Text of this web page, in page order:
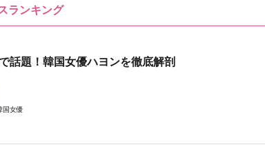
ランキング
話題！韓国女優ハヨンを徹底解剖
国女優